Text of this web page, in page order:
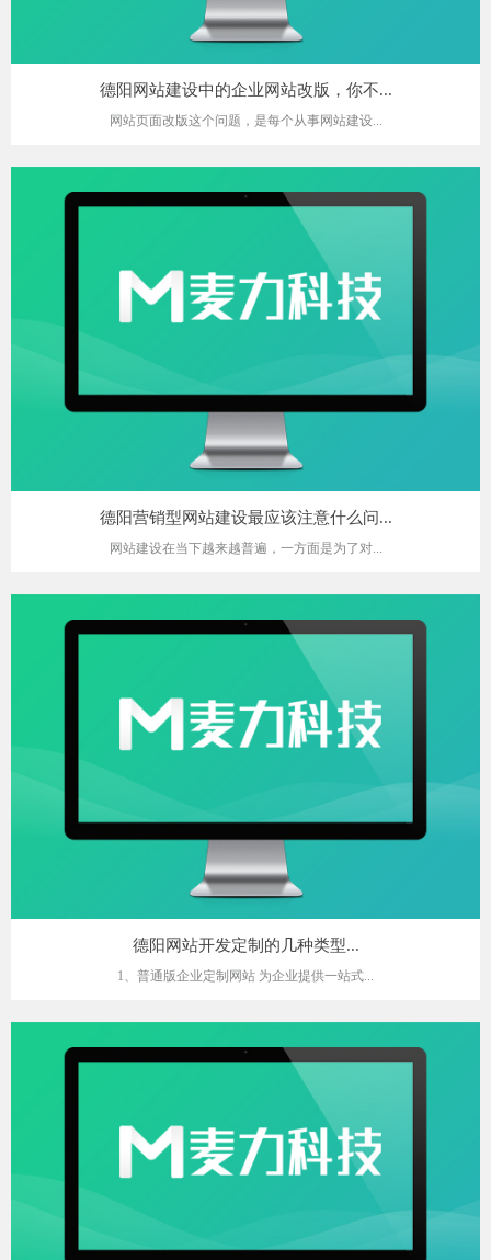
德阳网站建设中的企业网站改版，你不...
网站页面改版这个问题，是每个从事网站建设...
德阳营销型网站建设最应该注意什么问...
网站建设在当下越来越普遍，一方面是为了对...
德阳网站开发定制的几种类型...
1、普通版企业定制网站 为企业提供一站式...